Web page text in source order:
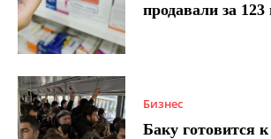
продавали за
Бизнес
Баку готовится к